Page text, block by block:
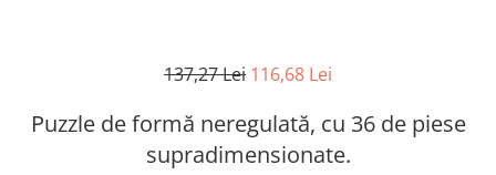
137,27 Lei 116,68 Lei
Puzzle de formă neregulată, cu 36 de piese
supradimensionate.